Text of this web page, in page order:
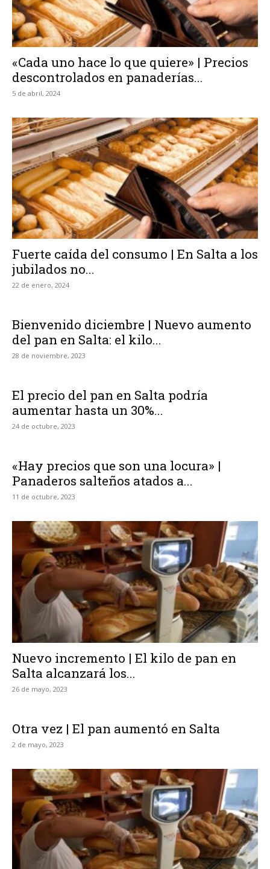
«Cada uno hace lo que quiere» | Precios
descontrolados en panaderías...
5 de abril, 2024
Fuerte caída del consumo | En Salta a los
jubilados no...
22 de enero, 2024
Bienvenido diciembre | Nuevo aumento
del pan en Salta: el kilo...
28 de noviembre, 2023
El precio del pan en Salta podría
aumentar hasta un 30%...
24 de octubre, 2023
«Hay precios que son una locura» |
Panaderos salteños atados a...
11 de octubre, 2023
Nuevo incremento | El kilo de pan en
Salta alcanzará los...
26 de mayo, 2023
Otra vez | El pan aumentó en Salta
2 de mayo, 2023